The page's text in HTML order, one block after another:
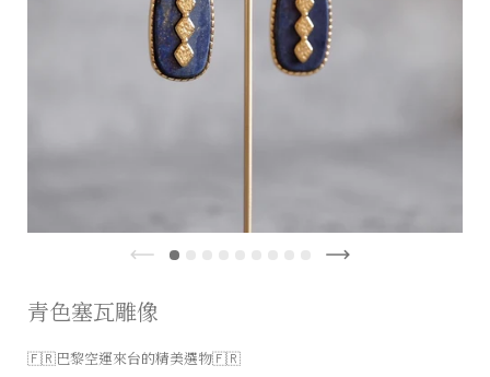
青色塞瓦雕像
🇫🇷巴黎空運來台的精美選物🇫🇷